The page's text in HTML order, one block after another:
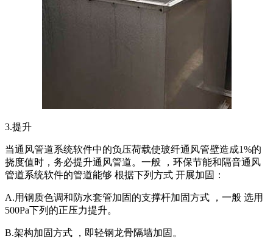
3.提升
当通风管道系统软件中的负压荷载使玻纤通风管壁造成1%的
挠度值时，务必提升通风管道。一般 ，环保节能和隔音通风
管道系统软件的管道能够 根据下列方式 开展加固：
A.用钢质色调和防水套管加固的支撑杆加固方式 ，一般 选用
500Pa下列的正压力提升。
B.架构加固方式 ，即轻钢龙骨隔墙加固。